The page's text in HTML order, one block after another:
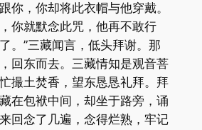
你，你却将此衣帽与他穿戴。
你就默念此咒，他再不敢行
。”三藏闻言，低头拜谢。那
回东而去。三藏情知是观音菩
撮土焚香，望东恳恳礼拜。拜
在包袱中间，却坐于路旁，诵
回念了几遍，念得烂熟，牢记